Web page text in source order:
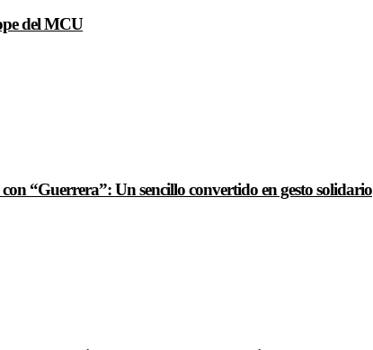
del MCU
“Guerrera”: Un sencillo convertido en gesto solidario